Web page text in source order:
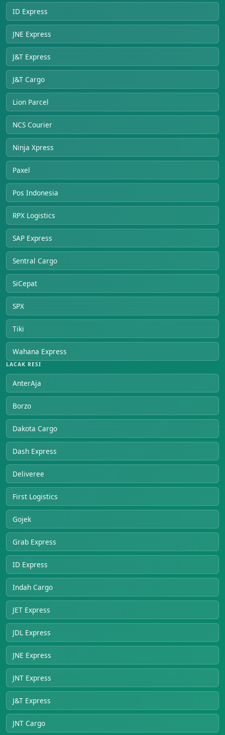
ID Express
JNE Express
J&T Express
J&T Cargo
Lion Parcel
NCS Courier
Ninja Xpress
Paxel
Pos Indonesia
RPX Logistics
SAP Express
Sentral Cargo
SiCepat
SPX
Tiki
Wahana Express
LACAK RESI
AnterAja
Borzo
Dakota Cargo
Dash Express
Deliveree
First Logistics
Gojek
Grab Express
ID Express
Indah Cargo
JET Express
JDL Express
JNE Express
JNT Express
J&T Express
JNT Cargo